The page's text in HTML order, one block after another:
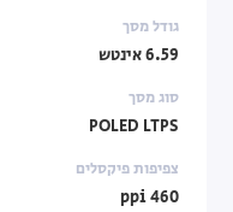
גודל מסך
6.59 אינטש
סוג מסך
POLED LTPS
צפיפות פיקסלים
460 ppi